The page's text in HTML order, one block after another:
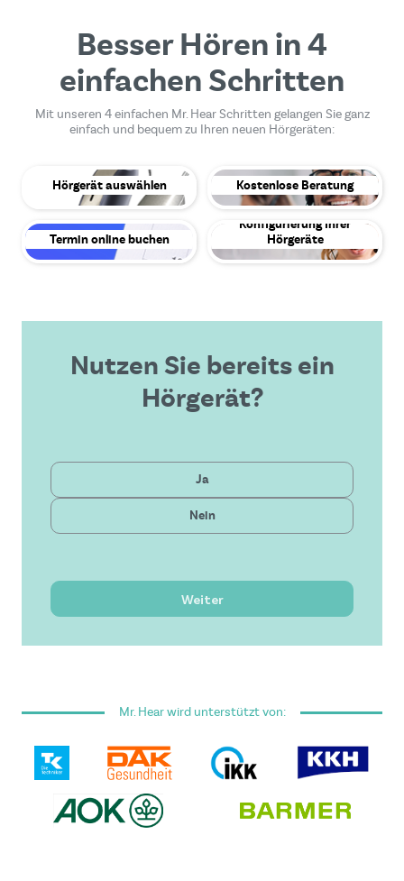
Besser Hören in 4
einfachen Schritten
Mit unseren 4 einfachen Mr. Hear Schritten gelangen Sie ganz
einfach und bequem zu Ihren neuen Hörgeräten:
Hörgerät auswählen Kostenlose Beratung
Termin online buchen
Konfigurierung Ihrer
Hörgeräte
Nutzen Sie bereits ein
Hörgerät?
Ja
Nein
Weiter
Privat
Gesetzlich
Hervorragender Service
Dieses Formular ist durch reCAPTCHA geschützt - es
gelten die Google Datenschutzrichtlinie
Nutzungsbedingungen
Mr. Hear wird unterstützt von: